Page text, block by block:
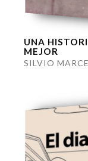
UNA
MEJOR
SILVIO